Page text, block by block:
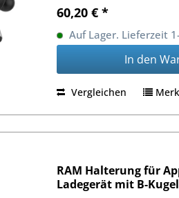
60,20 € *
Auf Lager. Lieferzeit
In den
Vergleichen
RAM Halterung für
Ladegerät mit B-Kugel